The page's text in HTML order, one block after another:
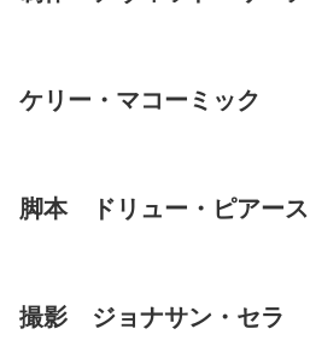
ケリー・マコーミック
脚本 ドリュー・ピアース
撮影 ジョナサン・セラ